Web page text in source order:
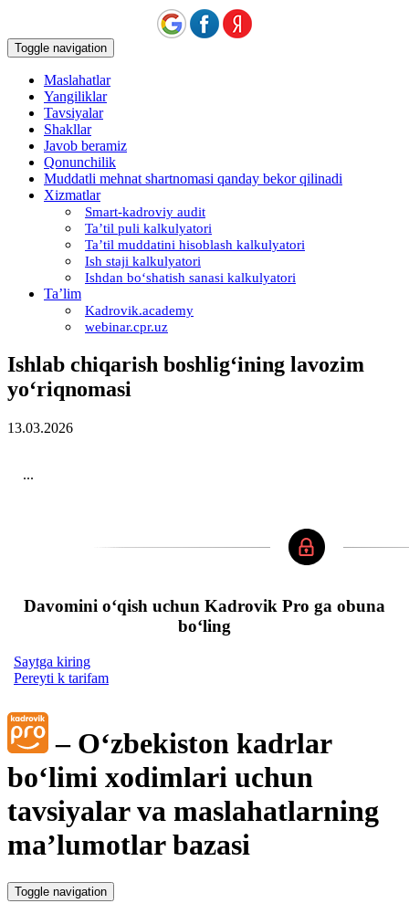
Toggle navigation
Maslahatlar
Yangiliklar
Tavsiyalar
Shakllar
Javob beramiz
Qonunchilik
Muddatli mehnat shartnomasi qanday bekor qilinadi
Xizmatlar
Smart-kadroviy audit
Ta’til puli kalkulyatori
Ta’til muddatini hisoblash kalkulyatori
Ish staji kalkulyatori
Ishdan boʻshatish sanasi kalkulyatori
Ta’lim
Kadrovik.academy
webinar.cpr.uz
Ishlab chiqarish boshligʻining lavozim
yoʻriqnomasi
13.03.2026
...
Davomini oʻqish uchun Kadrovik Pro ga obuna
boʻling
Saytga kiring
Pereyti k tarifam
– Oʻzbekiston kadrlar
boʻlimi хodimlari uchun
tavsiyalar va maslahatlarning
ma’lumotlar bazasi
Toggle navigation